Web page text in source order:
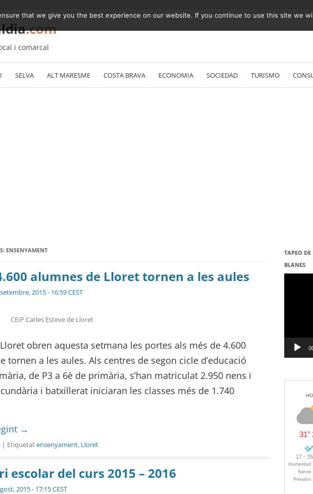
.com
i comarcal
Vés
al
contingut
SELVA ALT MARESME COSTA BRAVA ECONOMIA SOCIEDAD TURISMO
ENSENYAMENT
alumnes de Lloret tornen a les aules
2015 - 16:59 CEST
CEIP Carles Esteve de Lloret
obren aquesta setmana les portes als més de 4.600
tornen a les aules. Als centres de segon cicle d’educació
de P3 a 6è de primària, s’han matriculat 2.950 nens i
i batxillerat iniciaran les classes més de 1.740
→
| Etiquetatensenyament, Lloret
escolar del curs 2015 – 2016
2015 - 17:15 CEST
TAPEO DE
BLANES
that we give you the best experience on our website. If you continue to use this site we